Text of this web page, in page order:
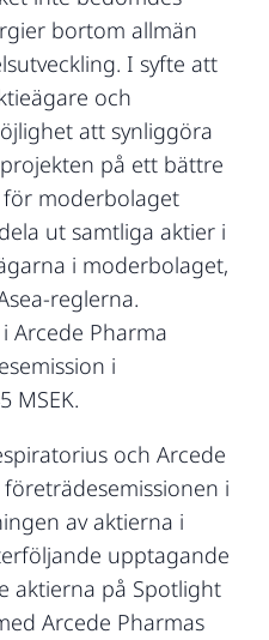
bortom allmän
I syfte att
och
att synliggöra
på ett bättre
för moderbolaget
ut samtliga aktier i
i moderbolaget,
reglerna.
Arcede Pharma
i
MSEK.
och Arcede
i
av aktierna i
upptagande
aktierna på Spotlight
Arcede Pharmas